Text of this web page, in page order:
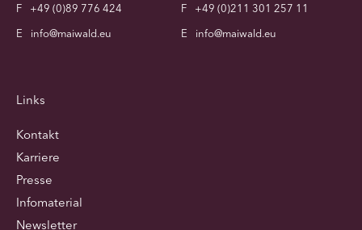
F
+49 (0)89 776 424
E
info@maiwald.eu
F
+49 (0)211 301 257 11
E
info@maiwald.eu
Links
Kontakt
Karriere
Presse
Infomaterial
Newsletter